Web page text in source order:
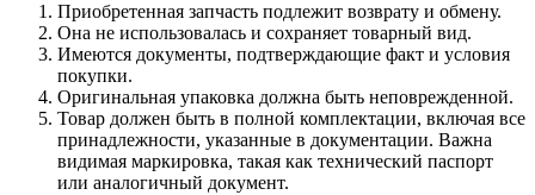
Приобретенная запчасть подлежит возврату и обмену.
Она не использовалась и сохраняет товарный вид.
Имеются документы, подтверждающие факт и условия
покупки.
Оригинальная упаковка должна быть неповрежденной.
Товар должен быть в полной комплектации, включая все
принадлежности, указанные в документации. Важна
видимая маркировка, такая как технический паспорт
или аналогичный документ.